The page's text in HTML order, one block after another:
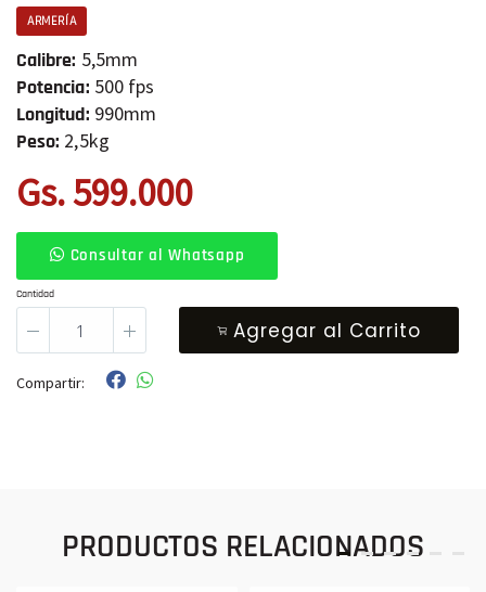
ARMERÍA
Calibre: 5,5mm
Potencia: 500 fps
Longitud: 990mm
Peso: 2,5kg
Gs. 599.000
Consultar al Whatsapp
Cantidad
Agregar al Carrito
Compartir:
PRODUCTOS RELACIONADOS